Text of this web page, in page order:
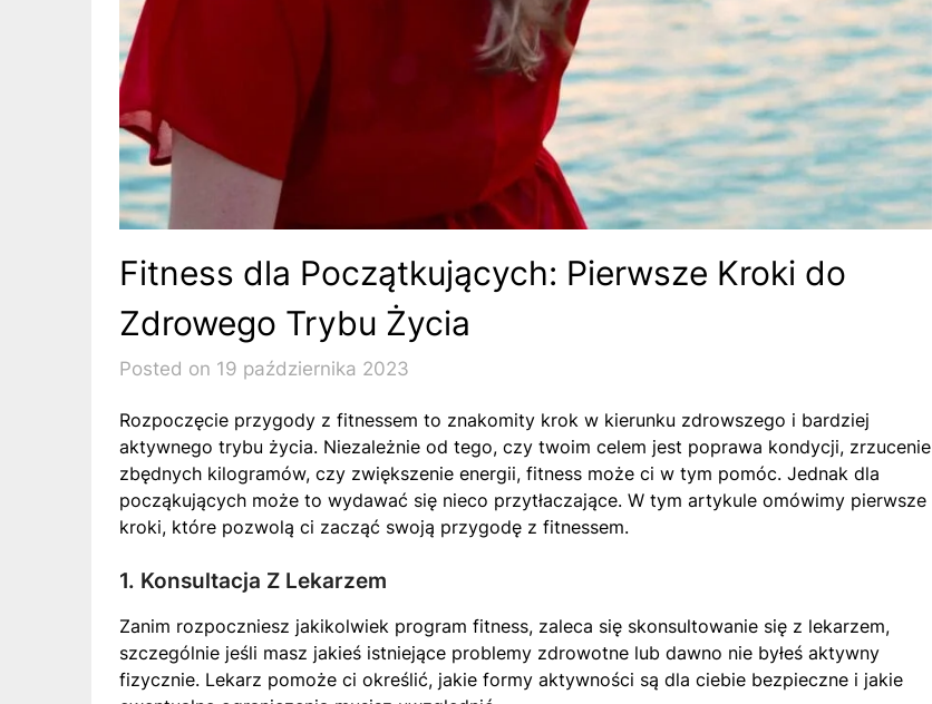
Fitness dla Początkujących: Pierwsze Kroki do
Zdrowego Trybu Życia
Posted on 19 października 2023
Rozpoczęcie przygody z fitnessem to znakomity krok w kierunku zdrowszego i bardziej
aktywnego trybu życia. Niezależnie od tego, czy twoim celem jest poprawa kondycji, zrzucenie
zbędnych kilogramów, czy zwiększenie energii, fitness może ci w tym pomóc. Jednak dla
począkujących może to wydawać się nieco przytłaczające. W tym artykule omówimy pierwsze
kroki, które pozwolą ci zacząć swoją przygodę z fitnessem.
1. Konsultacja Z Lekarzem
Zanim rozpoczniesz jakikolwiek program fitness, zaleca się skonsultowanie się z lekarzem,
szczególnie jeśli masz jakieś istniejące problemy zdrowotne lub dawno nie byłeś aktywny
fizycznie. Lekarz pomoże ci określić, jakie formy aktywności są dla ciebie bezpieczne i jakie